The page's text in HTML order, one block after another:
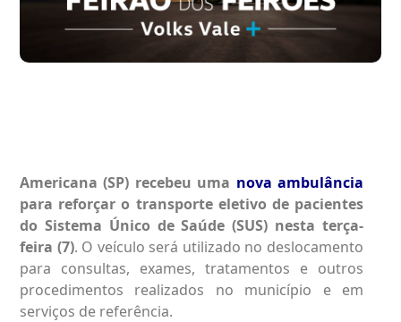
Americana (SP) recebeu uma nova ambulância
para reforçar o transporte eletivo de pacientes
do Sistema Único de Saúde (SUS) nesta terça-
feira (7). O veículo será utilizado no deslocamento
para consultas, exames, tratamentos e outros
procedimentos realizados no município e em
serviços de referência.